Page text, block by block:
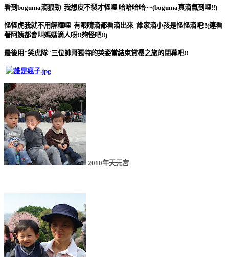
看到boguma滴狠勁 我想皮不裂才怪哩 哈哈哈哈~~(boguma真滴氣到哩!!)
怪怪虎我就不用解釋哩 有眼睛滴都看滴出來 誰家滴小孩是怪怪滴吧!!(連看
著阿姨都會叫媽媽滴人呀!!夠怪吧!!)
最後用"笑虎隊"三位帥哥獨特的英姿當結束賞櫻之旅的閉幕吧!!
2010年天元宮